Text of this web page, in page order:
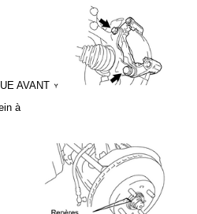
AVANT
à